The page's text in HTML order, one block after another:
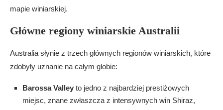
mapie winiarskiej.
Główne regiony winiarskie Australii
Australia słynie z trzech głównych regionów winiarskich, które
zdobyły uznanie na całym globie:
Barossa Valley to jedno z najbardziej prestiżowych
miejsc, znane zwłaszcza z intensywnych win Shiraz,